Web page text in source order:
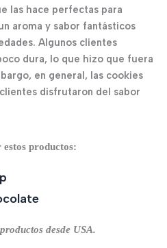
las hace perfectas para
aroma y sabor fantásticos
Algunos clientes
dura, lo que hizo que fuera
en general, las cookies
disfrutaron del sabor
estos productos:
desde USA.